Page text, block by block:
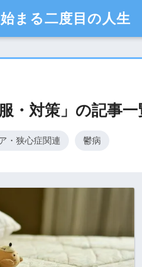
まる二度目の人生
服・対策」の記事一
・狭心症関連 鬱病